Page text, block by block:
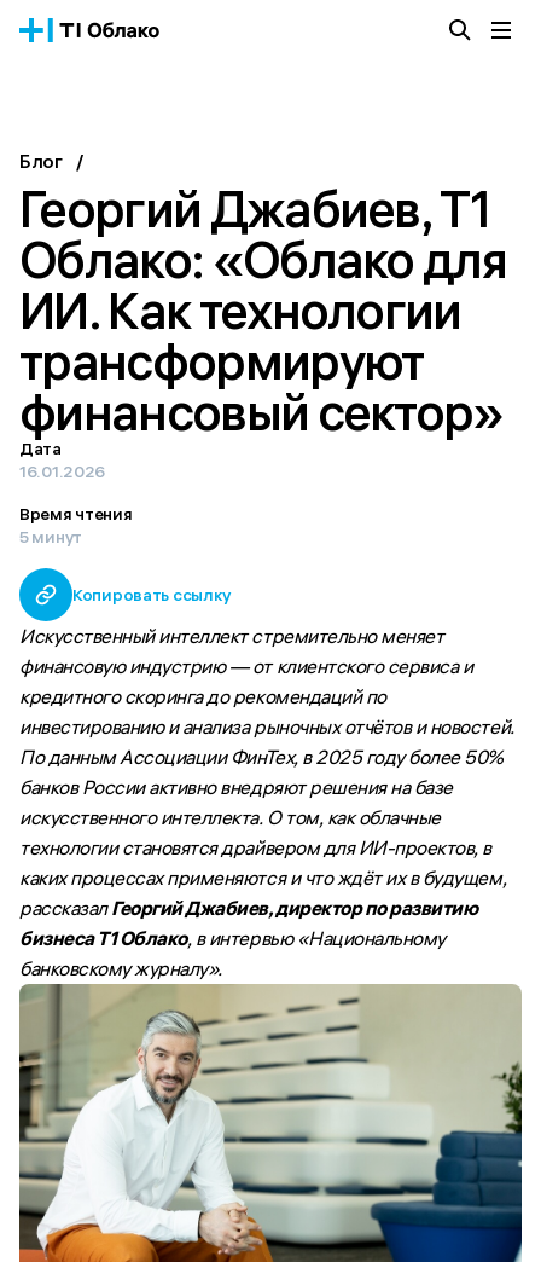
Истории успеха
Блог
Тарифы
Документация
Получить консультацию
Блог /
Георгий Джабиев, Т1
Облако: «Облако для
ИИ. Как технологии
трансформируют
финансовый сектор»
Дата
16.01.2026
Время чтения
5 минут
Копировать ссылку
Искусственный интеллект стремительно меняет
финансовую индустрию — от клиентского сервиса и
кредитного скоринга до рекомендаций по
инвестированию и анализа рыночных отчётов и новостей.
По данным Ассоциации ФинТех, в 2025 году более 50%
банков России активно внедряют решения на базе
искусственного интеллекта. О том, как облачные
технологии становятся драйвером для ИИ-проектов, в
каких процессах применяются и что ждёт их в будущем,
рассказалГеоргий Джабиев, директор по развитию
бизнеса Т1 Облако, в интервью «Национальному
банковскому журналу».